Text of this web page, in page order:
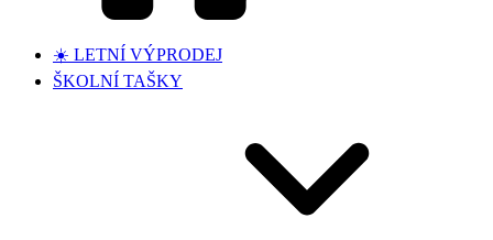
☀️ LETNÍ VÝPRODEJ
ŠKOLNÍ TAŠKY